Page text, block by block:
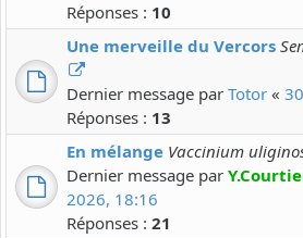
Réponses : 10
Une merveille du Vercors
Dernier message par Totor «
Réponses : 13
En mélange Vaccinium
Dernier message par
2026, 18:16
Réponses : 21